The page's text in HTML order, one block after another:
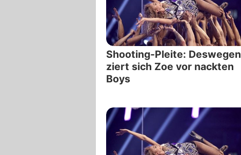
Shooting-Pleite: Deswegen
ziert sich Zoe vor nackten
Boys